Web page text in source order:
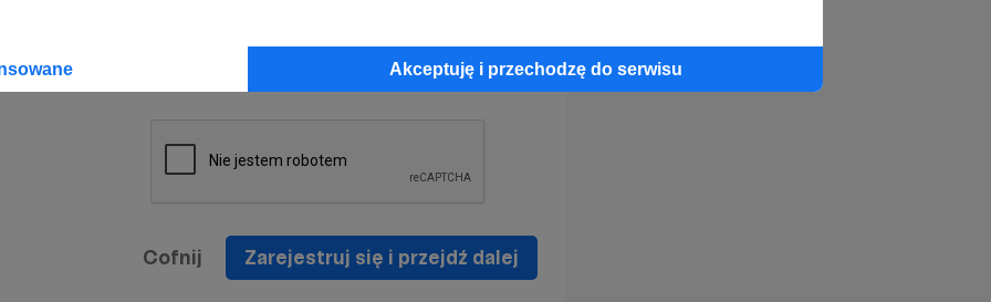
Akceptuję i przechodzę do serwisu
na
informacji handlowych - newslettera. Opcja ta może zostać
Cofnij Zarejestruj się i przejdź dalej